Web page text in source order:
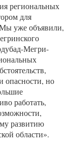
региональных
для
уже объявили,
Мегри-
опасности, но
работать,
развитию
области».